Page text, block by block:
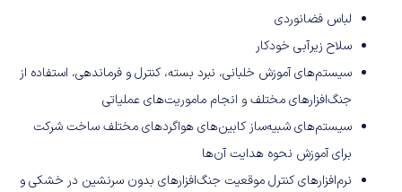
لباس فضانوردی
سلاح زیرآبی خودکار
سیستم‌های آموزش خلبانی، نبرد بسته، کنترل و فرماندهی، استفاده از
جنگ‌افزارهای مختلف و انجام ماموریت‌های عملیاتی
سیستم‌های شبیه‌ساز کابین‌های هواگردهای مختلف ساخت شرکت
برای آموزش نحوه هدایت آ‌ن‌ها
نرم‌افزارهای کنترل موقعیت جنگ‌افزارهای بدون سرنشین در خشکی و